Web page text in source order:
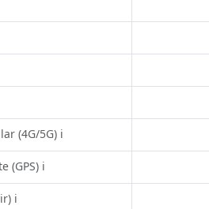
(4G/5G) ℹ️
(GPS) ℹ️
ℹ️